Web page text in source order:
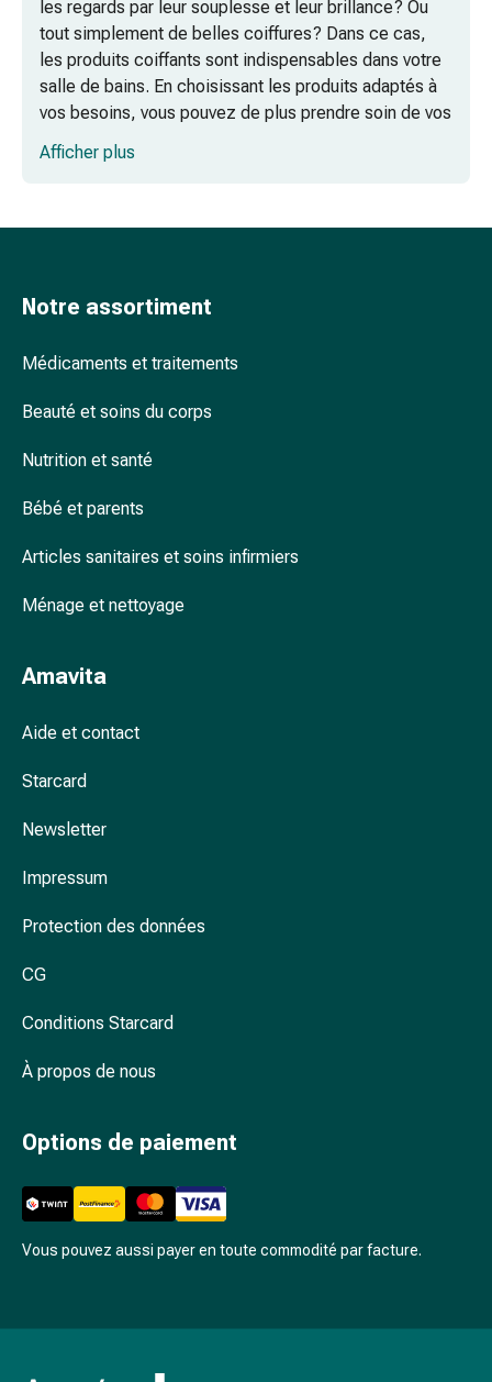
Thérapie
par
le
froid
Thérapie
par
Nervosité
Tranquillisants
de
Troubles
sommeil
Voies
Préparations
Troubles
Infection
Métabolisme
parasites
moustiques
tiques
Pincettes
Médicaments
à
ordonnance
Médicaments
ordonnance
les regards par leur souplesse et leur brillance ? Ou
tout simplement de belles coiffures ? Dans ce cas,
les produits coiffants sont indispensables dans votre
salle de bains. En choisissant les produits adaptés à
vos besoins, vous pouvez de plus prendre soin de vos
cheveux et de votre cuir chevelu ou revitaliser des
cheveux abîmés.
ménopausées ?
Produits coiffants : comment bien coiffer
Afficher plus
Notre assortiment
Médicaments et traitements
Beauté et soins du corps
Nutrition et santé
Bébé et parents
Articles sanitaires et soins infirmiers
Ménage et nettoyage
Amavita
Aide et contact
Starcard
Newsletter
Impressum
Protection des données
CG
Conditions Starcard
À propos de nous
Options de paiement
Vous pouvez aussi payer en toute commodité par facture.